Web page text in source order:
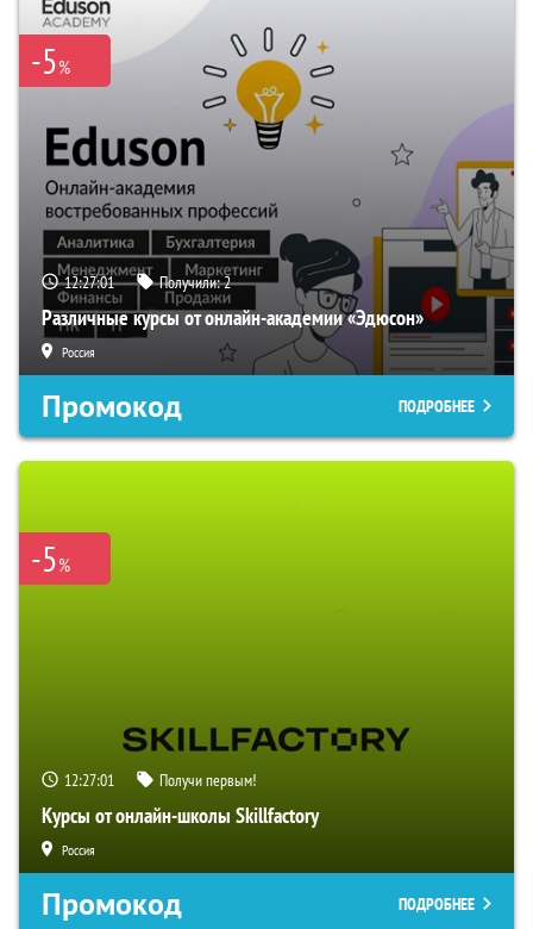
-5%
12:27:00 Получили:2
Различные курсы от онлайн-академии «Эдюсон»
Россия
Промокод ПОДРОБНЕЕ
-5%
12:27:00 Получи первым!
Курсы от онлайн-школы Skillfactory
Россия
Промокод ПОДРОБНЕЕ